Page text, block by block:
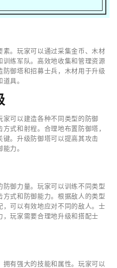
。玩家可以通过采集金币、木材
练军队。高效地收集和管理资源
御塔和招募士兵，木材用于升级
具。
家可以建造各种不同类型的防御
式和射程。合理地布置防御塔，
。升级防御塔可以提高其攻击
力。
御力量。玩家可以训练不同类型
式和防御能力。根据敌人的类型
可以有效地应对不同的敌人。士
玩家需要合理地升级和搭配士
有强大的技能和属性。玩家可以